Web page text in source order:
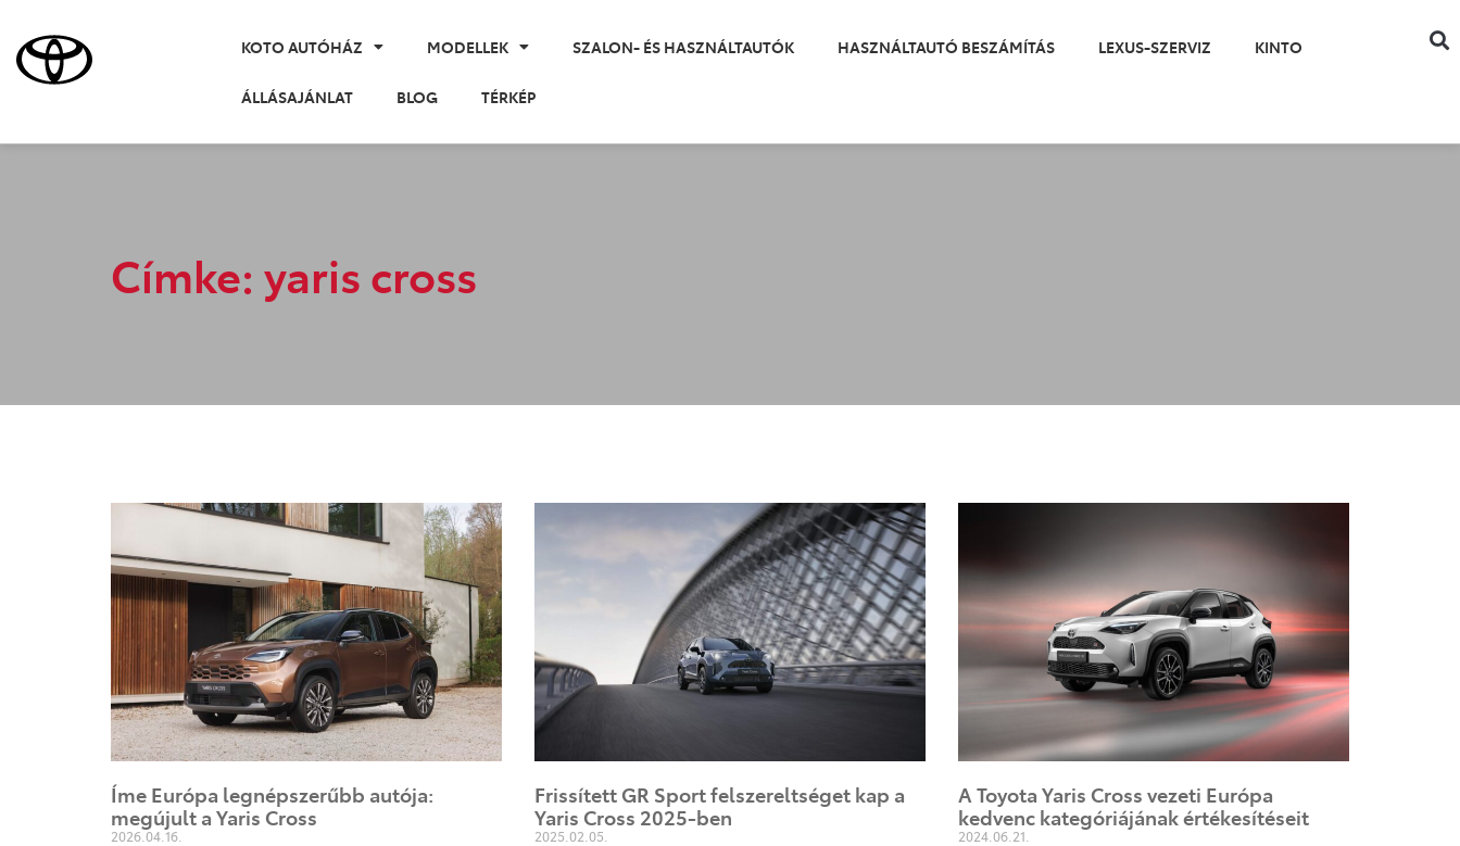
KOTO AUTÓHÁZ MODELLEK SZALON- ÉS HASZNÁLTAUTÓK HASZNÁLTAUTÓ BESZÁMÍTÁS LEXUS-SZERVIZ KINTO
ÁLLÁSAJÁNLAT BLOG TÉRKÉP
Címke: yaris cross
Íme Európa legnépszerűbb autója:
megújult a Yaris Cross
2026.04.16.
Frissített GR Sport felszereltséget kap a
Yaris Cross 2025-ben
2025.02.05.
A Toyota Yaris Cross vezeti Európa
kedvenc kategóriájának értékesítéseit
2024.06.21.